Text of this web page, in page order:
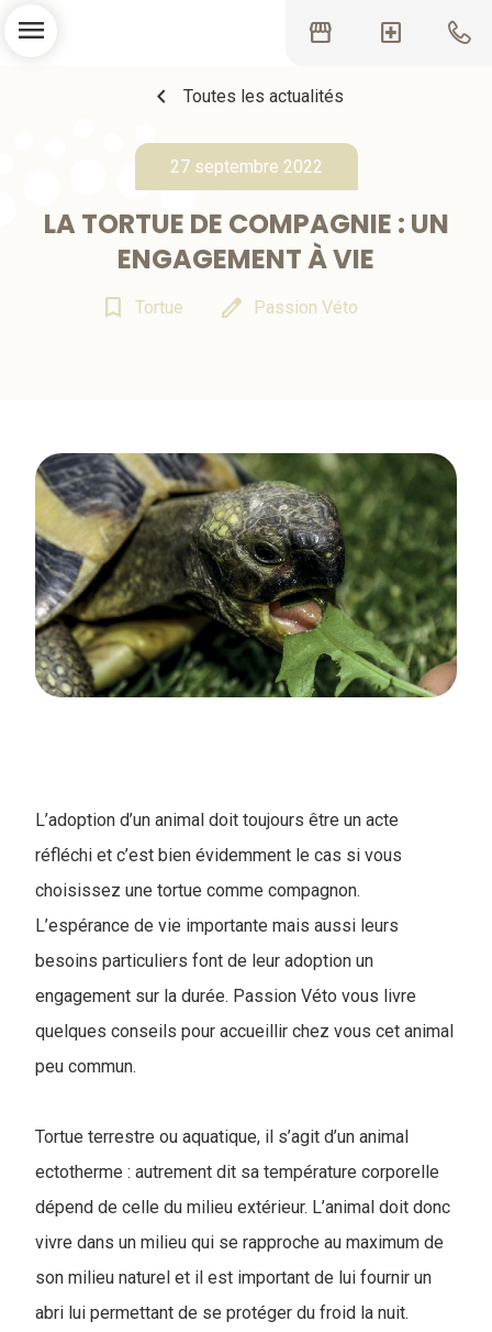
storefront local_hospital
menu
chevron_left Toutes les actualités
27 septembre 2022
LA TORTUE DE COMPAGNIE : UN
ENGAGEMENT À VIE
bookmark_border Tortue edit Passion Véto
L’adoption d’un animal doit toujours être un acte
réfléchi et c’est bien évidemment le cas si vous
choisissez une tortue comme compagnon.
L’espérance de vie importante mais aussi leurs
besoins particuliers font de leur adoption un
engagement sur la durée. Passion Véto vous livre
quelques conseils pour accueillir chez vous cet animal
peu commun.
Tortue terrestre ou aquatique, il s’agit d’un animal
ectotherme : autrement dit sa température corporelle
dépend de celle du milieu extérieur. L’animal doit donc
vivre dans un milieu qui se rapproche au maximum de
son milieu naturel et il est important de lui fournir un
abri lui permettant de se protéger du froid la nuit.